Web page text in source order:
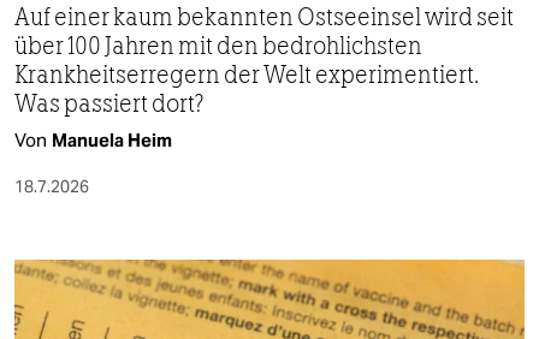
Auf einer kaum bekannten Ostseeinsel wird seit
über 100 Jahren mit den bedrohlichsten
Krankheitserregern der Welt experimentiert.
Was passiert dort?
Von Manuela Heim
18.7.2026